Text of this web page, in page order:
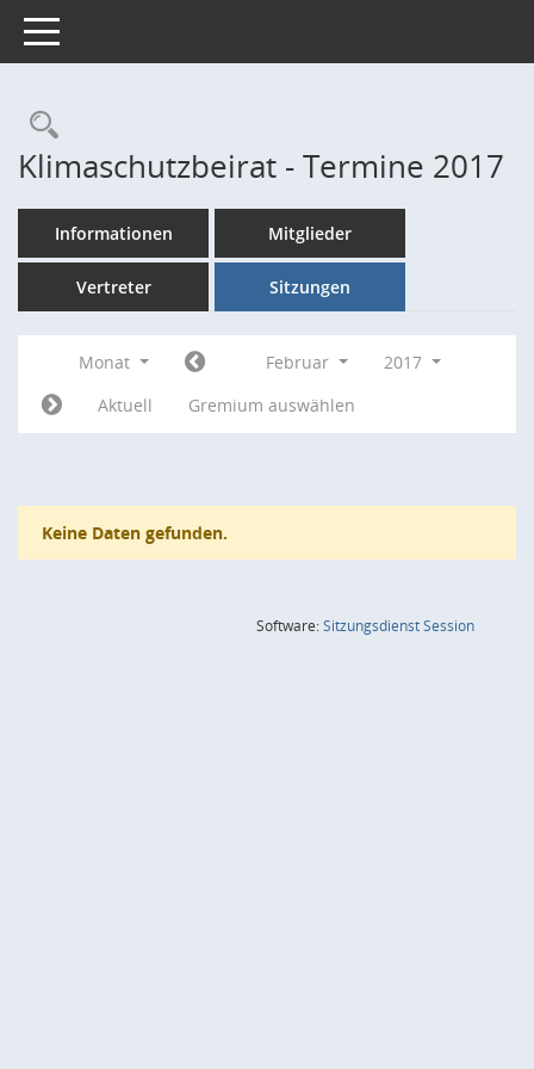
Toggle navigation
Rechercheauswahl
Klimaschutzbeirat - Termine 2017
Informationen Mitglieder
Vertreter Sitzungen
Monat Februar
2017
Aktuell
Gremium auswählen
Keine Daten gefunden.
Software:SitzungsdienstSession(Wird in